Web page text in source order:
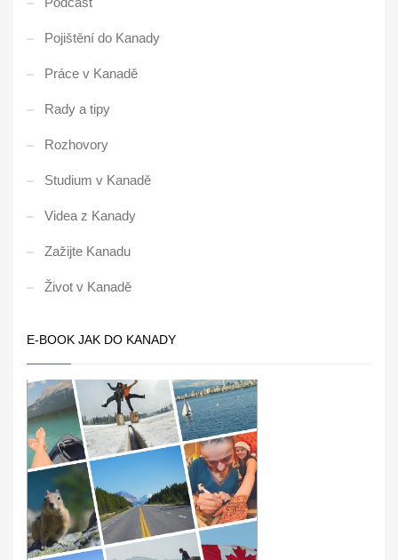
Pojištění do Kanady
Práce v Kanadě
Rady a tipy
Rozhovory
Studium v Kanadě
Videa z Kanady
Zažijte Kanadu
Život v Kanadě
E-BOOK JAK DO KANADY